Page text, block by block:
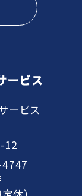
ービス
12